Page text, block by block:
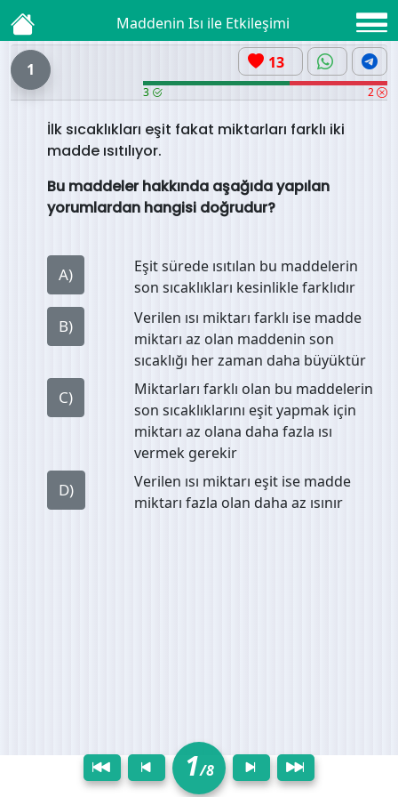
Maddenin Isı ile Etkileşimi
1 13
3 2
İlk sıcaklıkları eşit fakat miktarları farklı iki
madde ısıtılıyor.
Bu maddeler hakkında aşağıda yapılan
yorumlardan hangisi doğrudur?
A)
Eşit sürede ısıtılan bu maddelerin
son sıcaklıkları kesinlikle farklıdır
B)
Verilen ısı miktarı farklı ise madde
miktarı az olan maddenin son
sıcaklığı her zaman daha büyüktür
C)
Miktarları farklı olan bu maddelerin
son sıcaklıklarını eşit yapmak için
miktarı az olana daha fazla ısı
vermek gerekir
D)
Verilen ısı miktarı eşit ise madde
miktarı fazla olan daha az ısınır
1/8